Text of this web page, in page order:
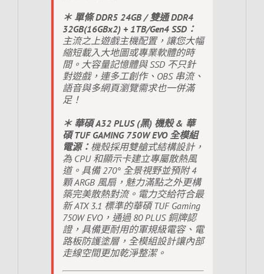
＊ 單條 DDR5 24GB / 雙通 DDR4
32GB(16GBx2) + 1TB/Gen4 SSD：
主流之上遊戲主機配置，讓您大幅
縮短載入大地圖或專業軟體的時
間。大容量記憶體與 SSD 不只針
對遊戲，連多工創作、OBS 串流、
語音與多網頁瀏覽需求也一併滿
足！
＊ 華碩 A32 PLUS (黑) 機殼 & 華
碩 TUF GAMING 750W EVO 全模組
電源： 機殼採用雙艙式結構設計，
為 CPU 和顯示卡建立專屬散熱風
道。具備 270° 全景視野並預附 4
顆 ARGB 風扇，魅力滿點之外更構
築完美散熱對流。電力交給符合最
新 ATX 3.1 標準的華碩 TUF Gaming
750W EVO，通過 80 PLUS 銅牌認
證，具備更耐用的軍規級電容、電
路板防護塗層，全模組設計讓內部
走線空間更加乾淨整潔。